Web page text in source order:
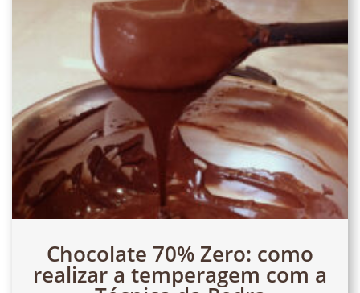
Chocolate 70% Zero: como
realizar a temperagem com a